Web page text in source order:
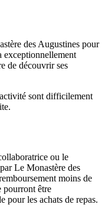
des Augustines pour
exceptionnellement
de découvrir ses
sont difficilement
ou le
Le Monastère des
moins de
pourront être
pour les achats de repas.